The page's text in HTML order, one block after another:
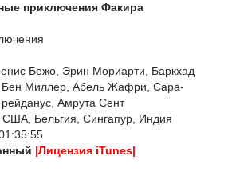
приключения Факира
Бежо, Эрин Мориарти, Баркхад
Миллер, Абель Жафри, Сара-
Амрута Сент
Бельгия, Сингапур, Индия
|Лицензия iTunes|